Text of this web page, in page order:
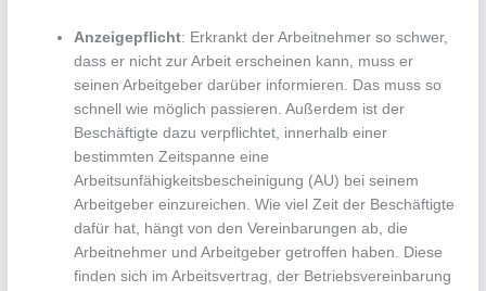
Anzeigepflicht: Erkrankt der Arbeitnehmer so schwer,
dass er nicht zur Arbeit erscheinen kann, muss er
seinen Arbeitgeber darüber informieren. Das muss so
schnell wie möglich passieren. Außerdem ist der
Beschäftigte dazu verpflichtet, innerhalb einer
bestimmten Zeitspanne eine
Arbeitsunfähigkeitsbescheinigung (AU) bei seinem
Arbeitgeber einzureichen. Wie viel Zeit der Beschäftigte
dafür hat, hängt von den Vereinbarungen ab, die
Arbeitnehmer und Arbeitgeber getroffen haben. Diese
finden sich im Arbeitsvertrag, der Betriebsvereinbarung